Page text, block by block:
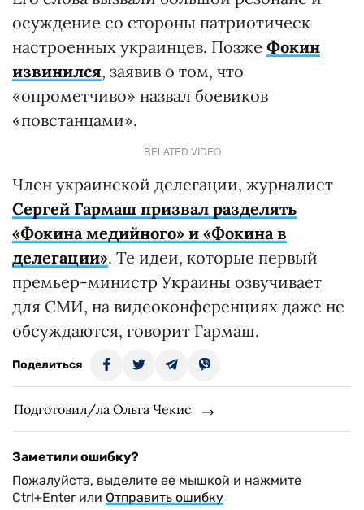
осуждение со стороны патриотическ
настроенных украинцев. Позже Фокин
извинился, заявив о том, что
«опрометчиво» назвал боевиков
«повстанцами».
RELATED VIDEO
Член украинской делегации, журналист
Сергей Гармаш призвал разделять
«Фокина медийного» и «Фокина в
делегации». Те идеи, которые первый
премьер-министр Украины озвучивает
для СМИ, на видеоконференциях даже не
обсуждаются, говорит Гармаш.
Поделиться
Подготовил/ла Ольга Чекис
Заметили ошибку?
Пожалуйста, выделите ее мышкой и нажмите
Ctrl+Enter или Отправить ошибку